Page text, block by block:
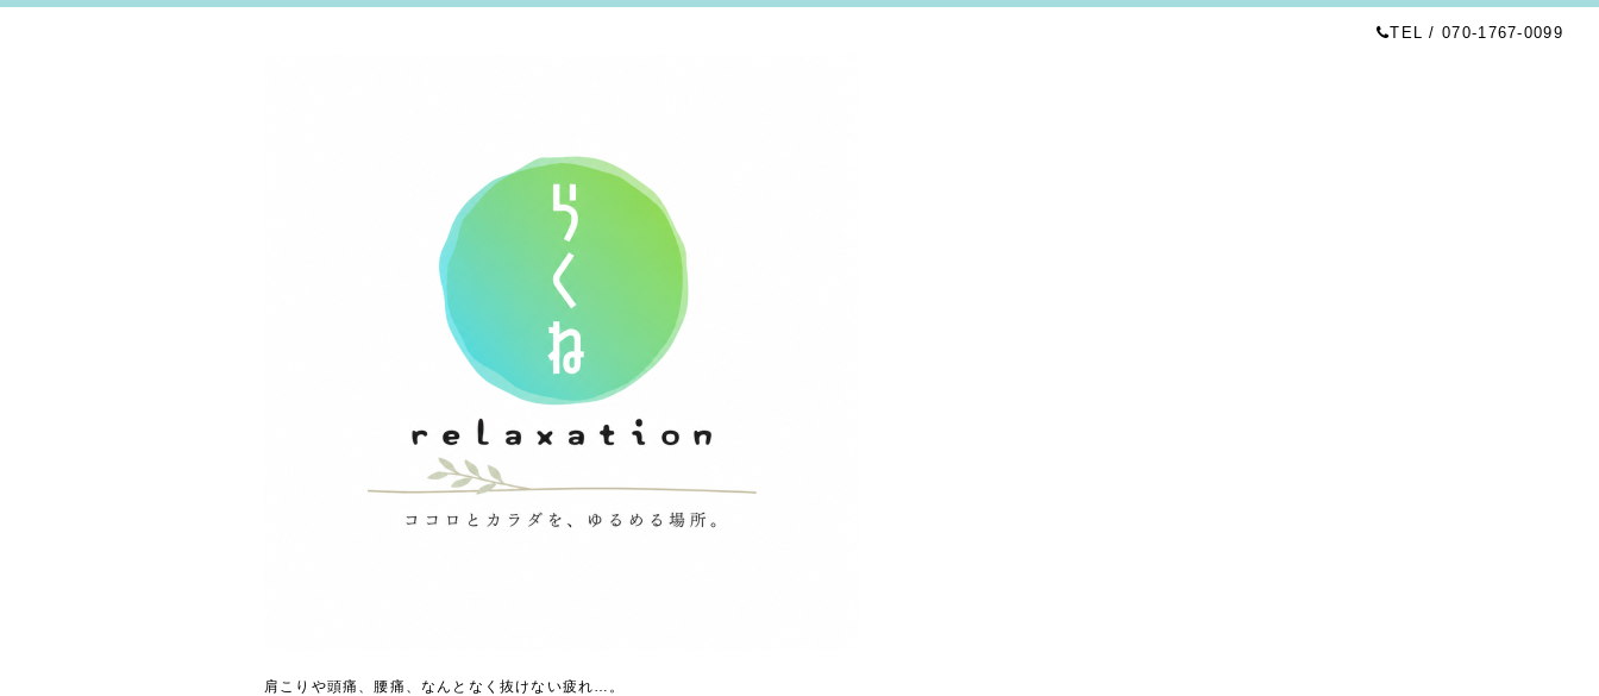
TEL / 070-1767-0099
肩こりや頭痛、腰痛、なんとなく抜けない疲れ…。